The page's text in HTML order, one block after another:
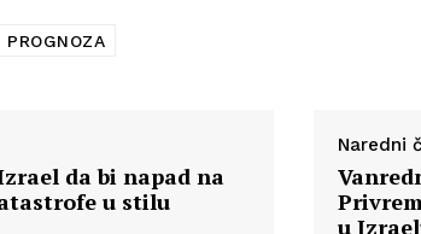
PROGNOZA
da bi napad na
u stilu
Naredni
u